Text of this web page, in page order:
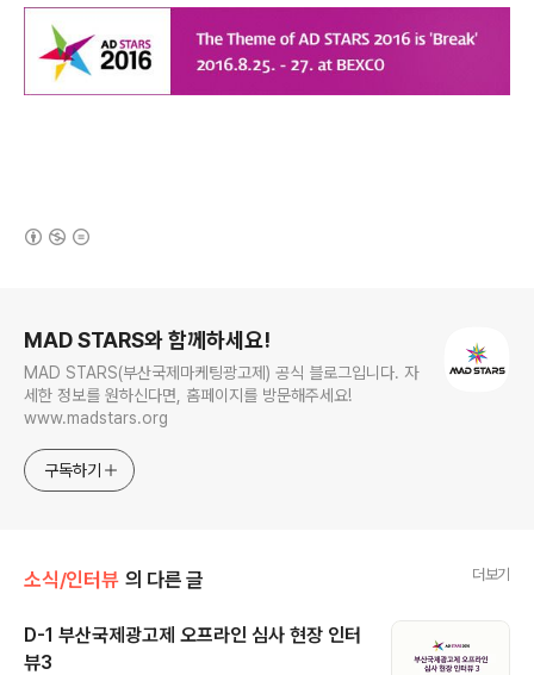
MAD STARS와 함께하세요!
MAD STARS(부산국제마케팅광고제) 공식 블로그입니다. 자
세한 정보를 원하신다면, 홈페이지를 방문해주세요!
www.madstars.org
구독하기
소식/인터뷰 의 다른 글 더보기
D-1 부산국제광고제 오프라인 심사 현장 인터
뷰3